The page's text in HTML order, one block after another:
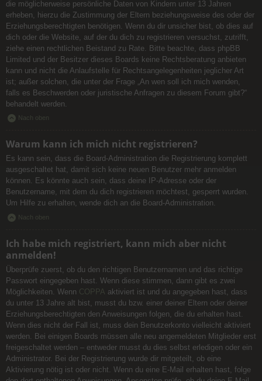
die möglicherweise persönliche Daten von Kindern unter 13 Jahren
erheben, hierzu die Zustimmung der Eltern beziehungsweise des oder der
Erziehungsberechtigten benötigen. Wenn du dir unsicher bist, ob dies auf
dich oder die Website, auf der du dich zu registrieren versuchst, zutrifft,
ziehe einen rechtlichen Beistand zu Rate. Bitte beachte, dass phpBB
Limited und der Besitzer dieses Boards keine Rechtsberatung anbieten
kann und nicht die Anlaufstelle für Rechtsangelegenheiten jeglicher Art
ist; außer solchen, die unter der Frage „An wen soll ich mich wenden,
falls es Beschwerden oder juristische Anfragen zu diesem Forum gibt?“
behandelt werden.
Nach oben
Warum kann ich mich nicht registrieren?
Es kann sein, dass die Board-Administration die Registrierung komplett
ausgeschaltet hat, damit sich keine neuen Benutzer mehr anmelden
können. Es könnte auch sein, dass deine IP-Adresse oder der
Benutzername, mit dem du dich registrieren möchtest, gesperrt wurden.
Um Hilfe zu erhalten, wende dich an die Board-Administration.
Nach oben
Ich habe mich registriert, kann mich aber nicht
anmelden!
Überprüfe zuerst, ob du den richtigen Benutzernamen und das richtige
Passwort eingegeben hast. Wenn diese stimmen, dann gibt es zwei
Möglichkeiten. Wenn COPPA aktiviert ist und du angegeben hast, dass
du unter 13 Jahre alt bist, musst du bzw. einer deiner Eltern oder deiner
Erziehungsberechtigten den Anweisungen folgen, die du erhalten hast.
Wenn dies nicht der Fall ist, muss dein Benutzerkonto vielleicht aktiviert
werden. Bei einigen Boards müssen alle neu angemeldeten Mitglieder erst
freigeschaltet werden – entweder musst du dies selbst erledigen oder ein
Administrator. Bei der Registrierung wurde dir mitgeteilt, ob eine
Aktivierung nötig ist oder nicht. Wenn du eine E-Mail erhalten hast, folge